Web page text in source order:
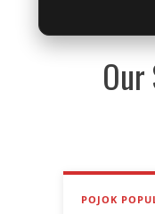
POJOK